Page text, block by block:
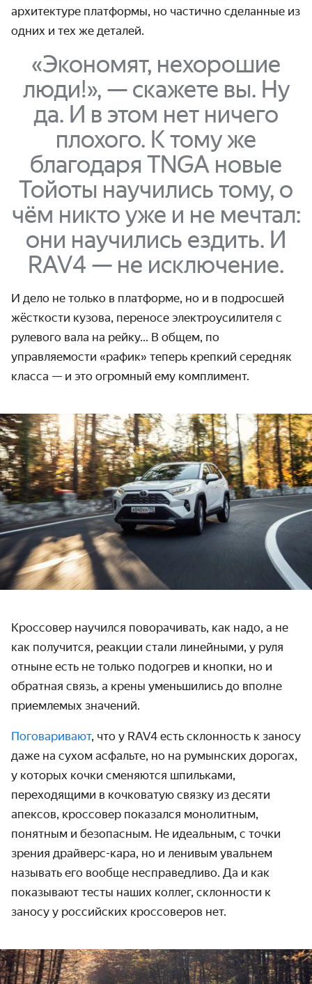
архитектуре платформы, но частично сделанные из
одних и тех же деталей.
«Экономят, нехорошие
люди!», — скажете вы. Ну
да. И в этом нет ничего
плохого. К тому же
благодаря TNGA новые
Тойоты научились тому, о
чём никто уже и не мечтал:
они научились ездить. И
RAV4 — не исключение.
И дело не только в платформе, но и в подросшей
жёсткости кузова, переносе электроусилителя с
рулевого вала на рейку... В общем, по
управляемости «рафик» теперь крепкий середняк
класса — и это огромный ему комплимент.
Кроссовер научился поворачивать, как надо, а не
как получится, реакции стали линейными, у руля
отныне есть не только подогрев и кнопки, но и
обратная связь, а крены уменьшились до вполне
приемлемых значений.
Поговаривают, что у RAV4 есть склонность к заносу
даже на сухом асфальте, но на румынских дорогах,
у которых кочки сменяются шпильками,
переходящими в кочковатую связку из десяти
апексов, кроссовер показался монолитным,
понятным и безопасным. Не идеальным, с точки
зрения драйверс-кара, но и ленивым увальнем
называть его вообще несправедливо. Да и как
показывают тесты наших коллег, склонности к
заносу у российских кроссоверов нет.